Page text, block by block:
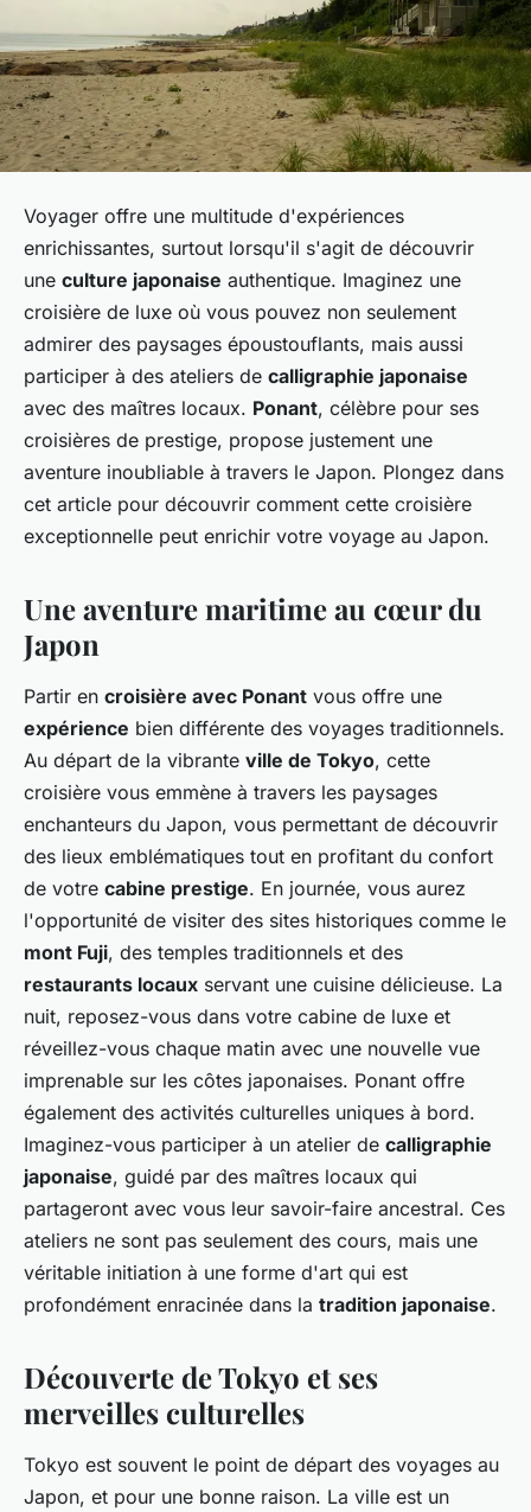
Voyager offre une multitude d'expériences
enrichissantes, surtout lorsqu'il s'agit de découvrir
une culture japonaise authentique. Imaginez une
croisière de luxe où vous pouvez non seulement
admirer des paysages époustouflants, mais aussi
participer à des ateliers de calligraphie japonaise
avec des maîtres locaux. Ponant, célèbre pour ses
croisières de prestige, propose justement une
aventure inoubliable à travers le Japon. Plongez dans
cet article pour découvrir comment cette croisière
exceptionnelle peut enrichir votre voyage au Japon.
Une aventure maritime au cœur du
Japon
Partir en croisière avec Ponant vous offre une
expérience bien différente des voyages traditionnels.
Au départ de la vibrante ville de Tokyo, cette
croisière vous emmène à travers les paysages
enchanteurs du Japon, vous permettant de découvrir
des lieux emblématiques tout en profitant du confort
de votre cabine prestige. En journée, vous aurez
l'opportunité de visiter des sites historiques comme le
mont Fuji, des temples traditionnels et des
restaurants locaux servant une cuisine délicieuse. La
nuit, reposez-vous dans votre cabine de luxe et
réveillez-vous chaque matin avec une nouvelle vue
imprenable sur les côtes japonaises. Ponant offre
également des activités culturelles uniques à bord.
Imaginez-vous participer à un atelier de calligraphie
japonaise, guidé par des maîtres locaux qui
partageront avec vous leur savoir-faire ancestral. Ces
ateliers ne sont pas seulement des cours, mais une
véritable initiation à une forme d'art qui est
profondément enracinée dans la tradition japonaise.
Découverte de Tokyo et ses
merveilles culturelles
Tokyo est souvent le point de départ des voyages au
Japon, et pour une bonne raison. La ville est un